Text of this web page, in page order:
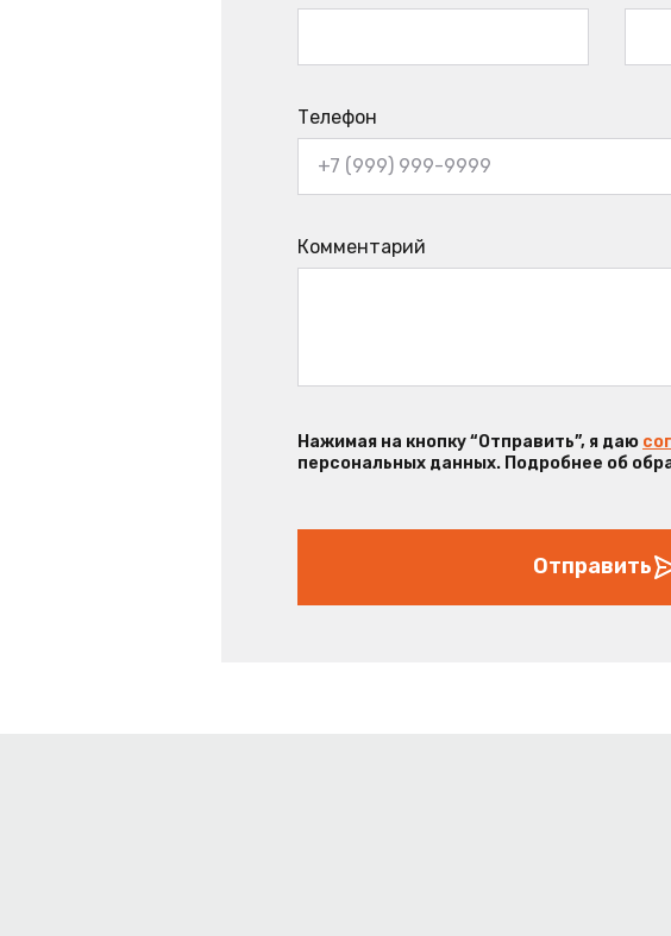
Телефон
Комментарий
Нажимая на кнопку “Отправить”, я даю
персональных данных. Подробнее об
Отправить